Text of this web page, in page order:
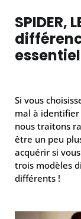
SPIDER,
Si vous
mal à identifier
nous traitons
être un peu
acquérir si
trois modèles
différents !